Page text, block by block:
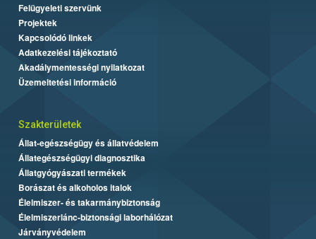
Felügyeleti szervünk
Projektek
Kapcsolódó linkek
Adatkezelési tájékoztató
Akadálymentességi nyilatkozat
Üzemeltetési információ
Szakterületek
Állat-egészségügy és állatvédelem
Állategészségügyi diagnosztika
Állatgyógyászati termékek
Borászat és alkoholos italok
Élelmiszer- és takarmánybiztonság
Élelmiszerlánc-biztonsági laborhálózat
Járványvédelem